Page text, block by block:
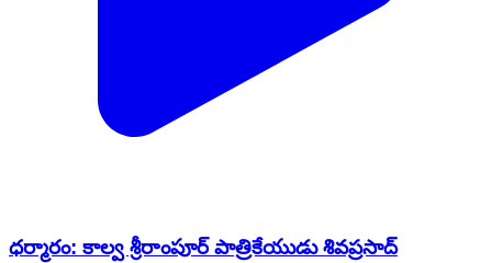
ధర్మారం: కాల్వ శ్రీరాంపూర్ పాత్రికేయుడు శివప్రసాద్